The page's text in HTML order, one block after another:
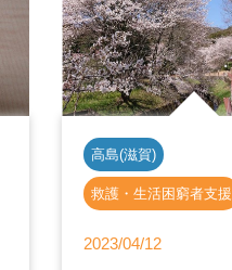
高島(滋賀)
救護・生活困窮者支援
2023/04/12